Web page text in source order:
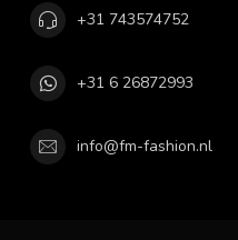
+31 743574752
+31 6 26872993
info@fm-fashion.nl